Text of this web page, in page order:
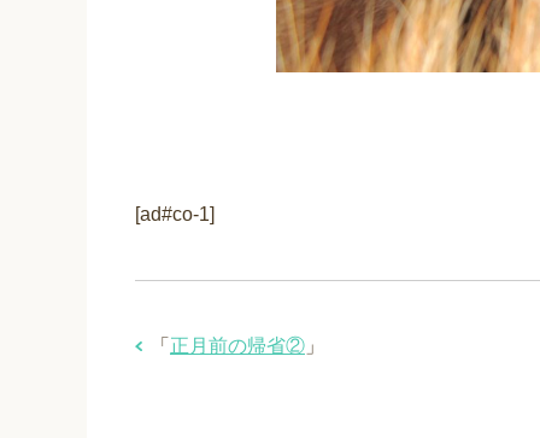
[ad#co-1]
「 正月前の帰省② 」